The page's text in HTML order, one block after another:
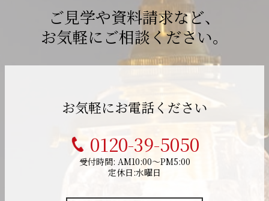
ご見学や資料請求など、
お気軽にご相談ください。
お気軽にお電話ください
0120-39-5050
受付時間: AM10:00～PM5:00
定休日:水曜日